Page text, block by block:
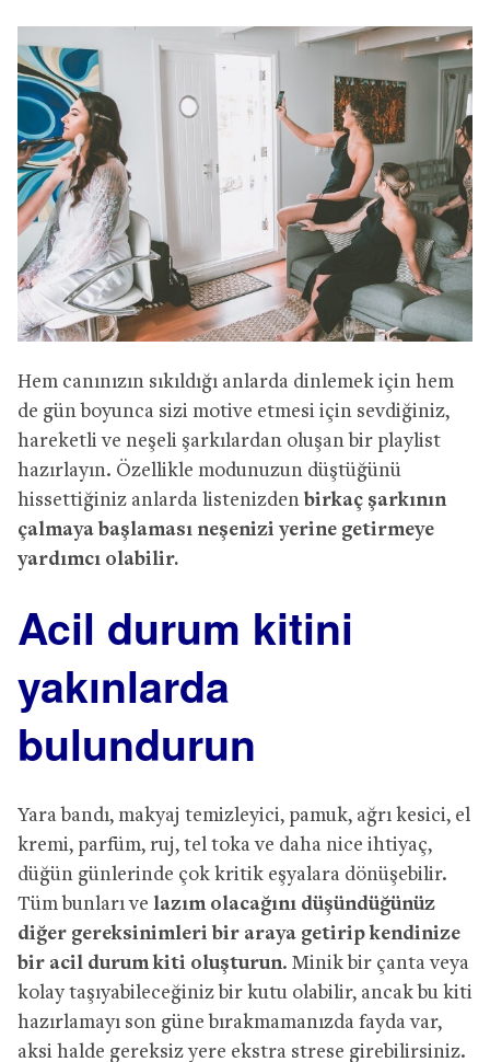
Hem canınızın sıkıldığı anlarda dinlemek için hem
de gün boyunca sizi motive etmesi için sevdiğiniz,
hareketli ve neşeli şarkılardan oluşan bir playlist
hazırlayın. Özellikle modunuzun düştüğünü
hissettiğiniz anlarda listenizden birkaç şarkının
çalmaya başlaması neşenizi yerine getirmeye
yardımcı olabilir.
Acil durum kitini
yakınlarda
bulundurun
Yara bandı, makyaj temizleyici, pamuk, ağrı kesici, el
kremi, parfüm, ruj, tel toka ve daha nice ihtiyaç,
düğün günlerinde çok kritik eşyalara dönüşebilir.
Tüm bunları ve lazım olacağını düşündüğünüz
diğer gereksinimleri bir araya getirip kendinize
bir acil durum kiti oluşturun. Minik bir çanta veya
kolay taşıyabileceğiniz bir kutu olabilir, ancak bu kiti
hazırlamayı son güne bırakmamanızda fayda var,
aksi halde gereksiz yere ekstra strese girebilirsiniz.